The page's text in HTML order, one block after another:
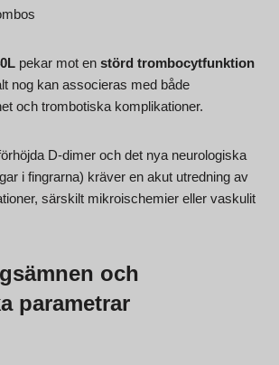
pekar mot en störd trombocytfunktion
nog kan associeras med både
och trombotiska komplikationer.
D-dimer och det nya neurologiska
i fingrarna) kräver en akut utredning av
särskilt mikroischemier eller vaskulit
och
parametrar